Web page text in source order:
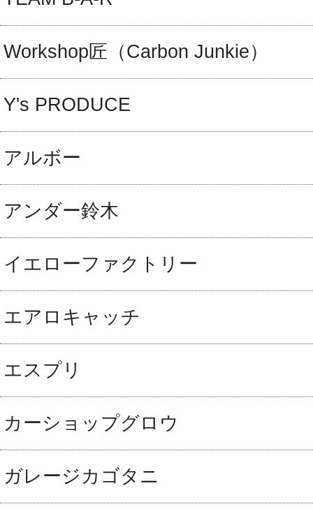
Workshop匠（Carbon Junkie）
Y's PRODUCE
アルボー
アンダー鈴木
イエローファクトリー
エアロキャッチ
エスプリ
カーショップグロウ
ガレージカゴタニ